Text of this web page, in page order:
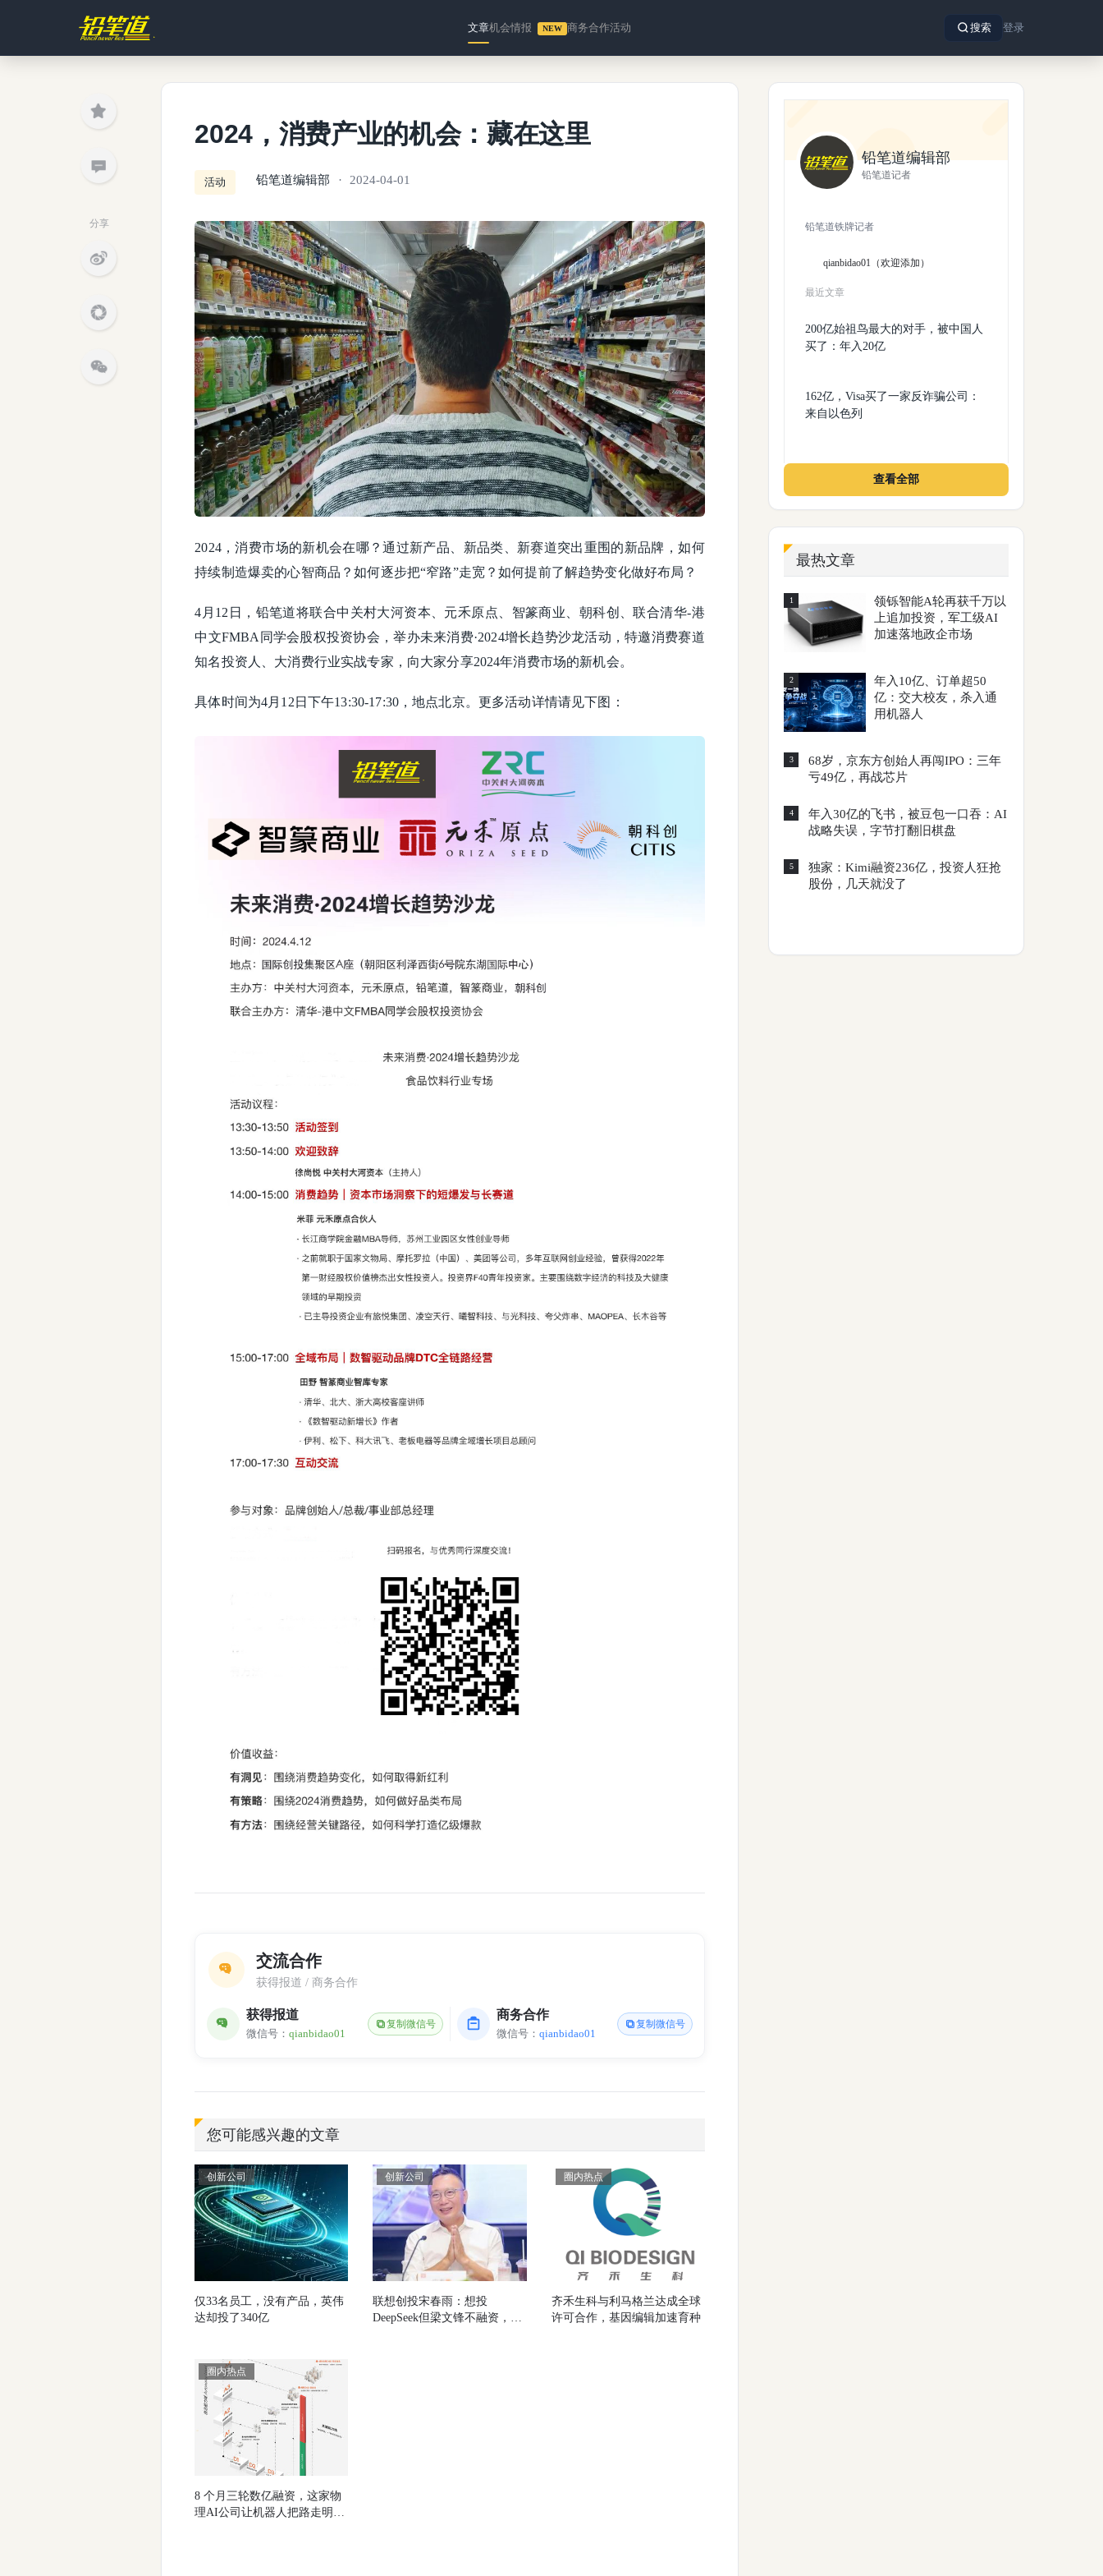
文章机会情报 NEW 商务合作活动 搜索 登录
分享
2024，消费产业的机会：藏在这里
活动 铅笔道编辑部 2024-04-01
2024，消费市场的新机会在哪？通过新产品、新品类、新赛道突出重围的新品牌，如何
持续制造爆卖的心智商品？如何逐步把“窄路”走宽？如何提前了解趋势变化做好布局？
4月12日，铅笔道将联合中关村大河资本、元禾原点、智篆商业、朝科创、联合清华-港
中文FMBA同学会股权投资协会，举办未来消费·2024增长趋势沙龙活动，特邀消费赛道
知名投资人、大消费行业实战专家，向大家分享2024年消费市场的新机会。
具体时间为4月12日下午13:30-17:30，地点北京。更多活动详情请见下图：
交流合作
获得报道 / 商务合作
获得报道
微信号：qianbidao01
复制微信号
商务合作
微信号： qianbidao01
复制微信号
您可能感兴趣的文章
创新公司
仅33名员工，没有产品，英伟
达却投了340亿
创新公司
联想创投宋春雨：想投
DeepSeek但梁文锋不融资，押
圈内热点
齐禾生科与利马格兰达成全球
许可合作，基因编辑加速育种
圈内热点
8 个月三轮数亿融资，这家物
理AI公司让机器人把路走明白
铅笔道编辑部
铅笔道记者
铅笔道铁牌记者
qianbidao01（欢迎添加）
最近文章
200亿始祖鸟最大的对手，被中国人
买了：年入20亿
162亿，Visa买了一家反诈骗公司：
来自以色列
查看全部
最热文章
1
领铄智能A轮再获千万以
上追加投资，军工级AI
加速落地政企市场
2
年入10亿、订单超50
亿：交大校友，杀入通
用机器人
3
68岁，京东方创始人再闯IPO：三年
亏49亿，再战芯片
4
年入30亿的飞书，被豆包一口吞：AI
战略失误，字节打翻旧棋盘
5
独家：Kimi融资236亿，投资人狂抢
股份，几天就没了